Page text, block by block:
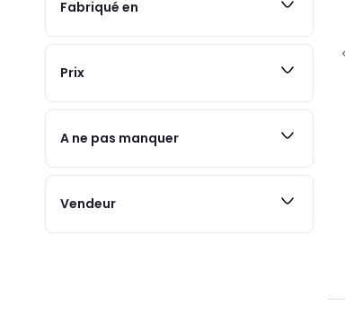
Fabriqué en
Prix
A ne pas manquer
Vendeur